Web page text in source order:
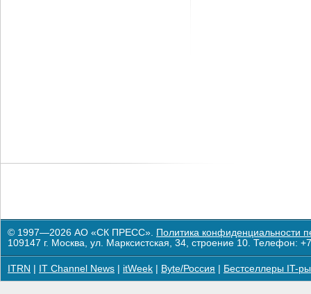
© 1997—2026 АО «СК ПРЕСС». Политика конфиденциальности
109147 г. Москва, ул. Марксистская, 34, строение 10. Телефон:
ITRN IT Channel News itWeek Byte/Россия Бестселлеры IT-